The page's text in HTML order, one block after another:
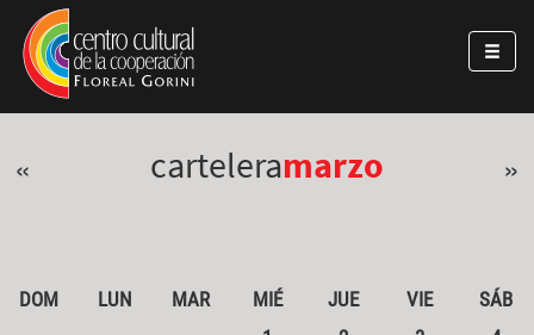
Pasar al contenido principal
Jump to main content
« carteleramarzo »
DOM LUN MAR MIÉ JUE VIE
SÁB